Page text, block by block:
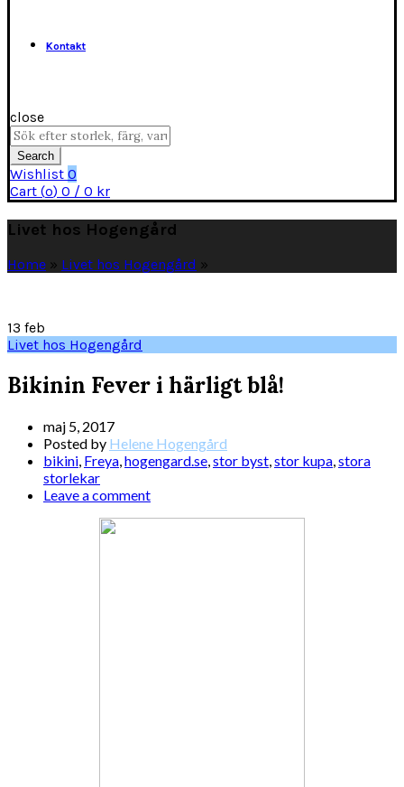
Kontakt
close
Search
for:
Search
Wishlist 0
Cart (o) 0 / 0 kr
Livet hos Hogengård
Home » Livet hos Hogengård »
13 feb
Livet hos Hogengård
Bikinin Fever i härligt blå!
maj 5, 2017
Posted by Helene Hogengård
bikini, Freya,hogengard.se,stor byst,stor kupa,stora
storlekar
Leave a comment